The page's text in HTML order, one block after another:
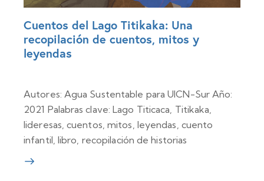
Cuentos del Lago Titikaka: Una
recopilación de cuentos, mitos y
leyendas
Autores: Agua Sustentable para UICN-Sur Año:
2021 Palabras clave: Lago Titicaca, Titikaka,
lideresas, cuentos, mitos, leyendas, cuento
infantil, libro, recopilación de historias